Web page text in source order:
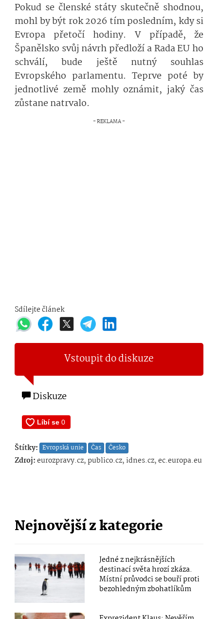
Pokud se členské státy skutečně shodnou,
mohl by být rok 2026 tím posledním, kdy si
Evropa přetočí hodiny. V případě, že
Španělsko svůj návrh předloží a Rada EU ho
schválí, bude ještě nutný souhlas
Evropského parlamentu. Teprve poté by
jednotlivé země mohly oznámit, jaký čas
zůstane natrvalo.
Sdílejte článek
Vstoupit do diskuze
Diskuze
Štítky: Evropská unie Čas Česko
Zdroj:eurozpravy.cz, publico.cz, idnes.cz, ec.europa.eu
Nejnovější z kategorie
Jedné z nejkrásnějších
destinací světa hrozí zkáza.
Místní průvodci se bouří proti
bezohledným zbohatlíkům